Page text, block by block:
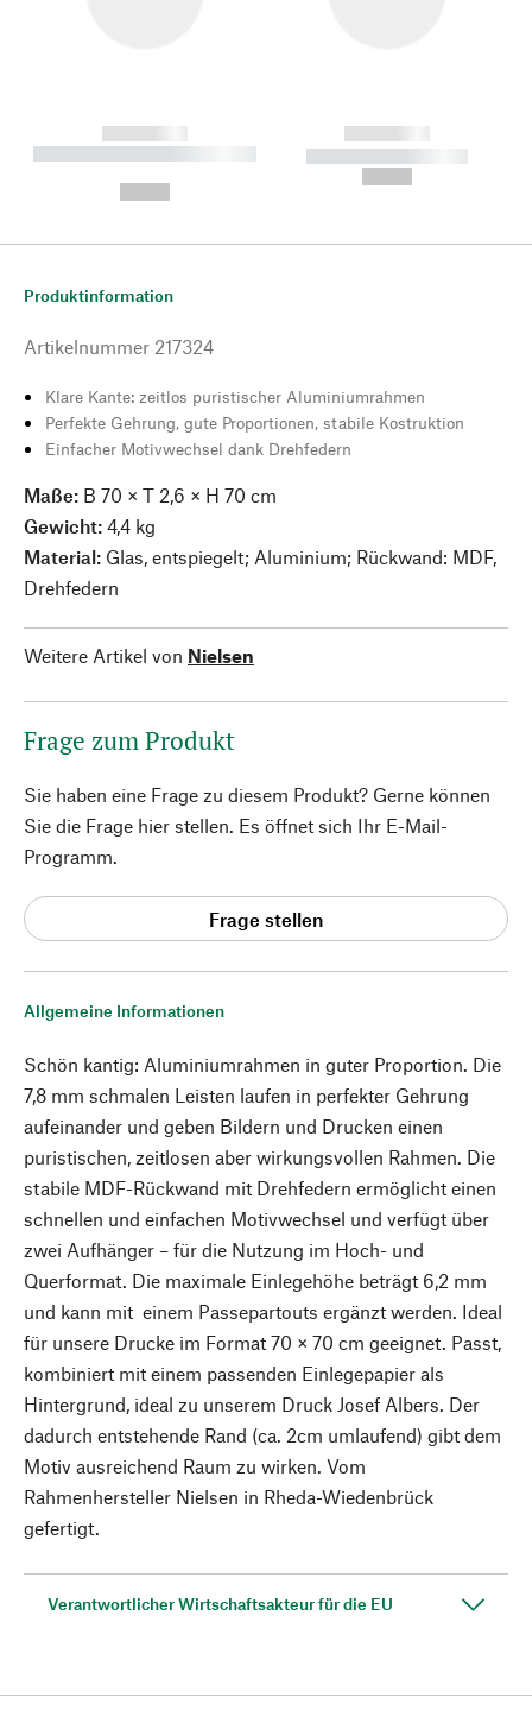
------------
----------- ----------- --------
------------
----------- -----------
Allgemeine Informationen
Schön kantig: Aluminiumrahmen in guter Proportion. Die
7,8 mm schmalen Leisten laufen in perfekter Gehrung
aufeinander und geben Bildern und Drucken einen
puristischen, zeitlosen aber wirkungsvollen Rahmen. Die
stabile MDF-Rückwand mit Drehfedern ermöglicht einen
schnellen und einfachen Motivwechsel und verfügt über
zwei Aufhänger – für die Nutzung im Hoch- und
Querformat. Die maximale Einlegehöhe beträgt 6,2 mm
und kann mit einem Passepartouts ergänzt werden. Ideal
für unsere Drucke im Format 70 × 70 cm geeignet. Passt,
kombiniert mit einem passenden Einlegepapier als
Hintergrund, ideal zu unserem Druck Josef Albers. Der
dadurch entstehende Rand (ca. 2cm umlaufend) gibt dem
Motiv ausreichend Raum zu wirken. Vom
Rahmenhersteller Nielsen in Rheda-Wiedenbrück
gefertigt.
Verantwortlicher Wirtschaftsakteur für die EU
Produktinformation
Artikelnummer 217324
Klare Kante: zeitlos puristischer Aluminiumrahmen
Perfekte Gehrung, gute Proportionen, stabile Kostruktion
Einfacher Motivwechsel dank Drehfedern
Maße: B 70 × T 2,6 × H 70 cm
Gewicht: 4,4 kg
Material: Glas, entspiegelt; Aluminium; Rückwand: MDF,
Drehfedern
Weitere Artikel von Nielsen
Frage zum Produkt
Sie haben eine Frage zu diesem Produkt? Gerne können
Sie die Frage hier stellen. Es öffnet sich Ihr E-Mail-
Programm.
Frage stellen